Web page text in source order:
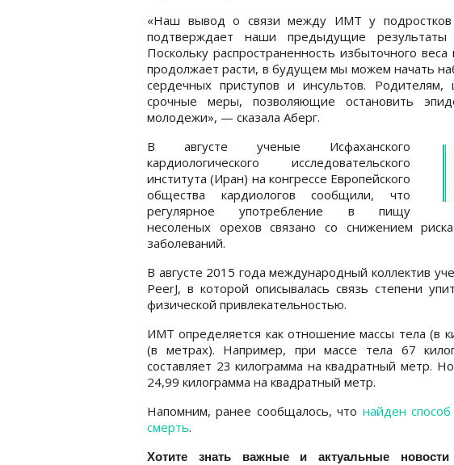
«Наш вывод о связи между ИМТ у подростков
подтверждает наши предыдущие результаты
Поскольку распространенность избыточного
продолжает расти, в будущем мы можем начать
сердечных приступов и инсультов.
срочные меры, позволяющие остановить
молодежи», — сказала Аберг.
В августе ученые Исфаханского
кардиологического исследовательского
института (Иран) на конгрессе Европейского
общества кардиологов сообщили, что
регулярное употребление в пищу
несоленых орехов связано со снижением
заболеваний.
В августе 2015 года международный коллектив
PeerJ, в которой описывалась связь степени
физической привлекательностью.
ИМТ определяется как отношение массы тела (в
(в метрах). Например, при массе тела 67
составляет 23 килограмма на квадратный метр.
24,99 килограмма на квадратный метр.
Напомним, ранее сообщалось, что найден
смерть.
Хотите знать важные и актуальные